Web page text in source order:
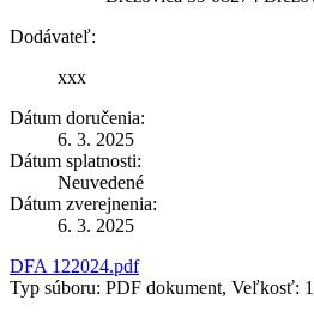
Dodávateľ:
xxx
Dátum doručenia:
6. 3. 2025
Dátum splatnosti:
Neuvedené
Dátum zverejnenia:
6. 3. 2025
DFA 122024.pdf
Typ súboru: PDF dokument, Veľkosť: